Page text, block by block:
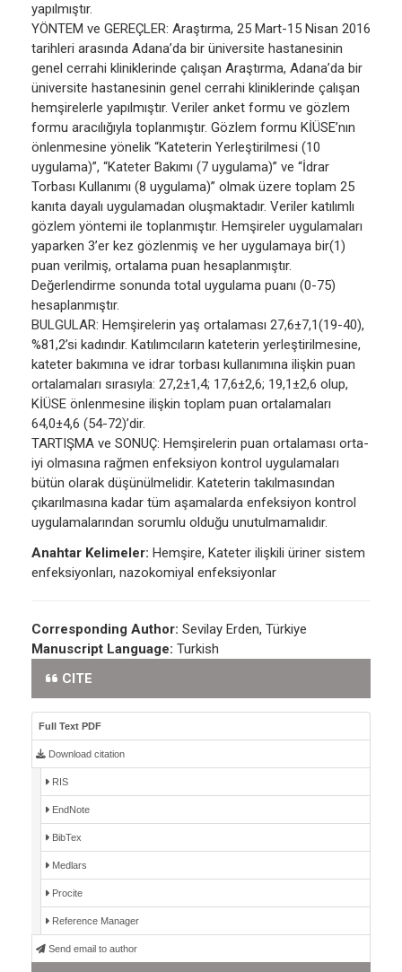
yapılmıştır.
YÖNTEM ve GEREÇLER: Araştırma, 25 Mart-15 Nisan 2016
tarihleri arasında Adana’da bir üniversite hastanesinin
genel cerrahi kliniklerinde çalışan Araştırma, Adana’da bir
üniversite hastanesinin genel cerrahi kliniklerinde çalışan
hemşirelerle yapılmıştır. Veriler anket formu ve gözlem
formu aracılığıyla toplanmıştır. Gözlem formu KİÜSE’nın
önlenmesine yönelik “Kateterin Yerleştirilmesi (10
uygulama)”, “Kateter Bakımı (7 uygulama)” ve “İdrar
Torbası Kullanımı (8 uygulama)” olmak üzere toplam 25
kanıta dayalı uygulamadan oluşmaktadır. Veriler katılımlı
gözlem yöntemi ile toplanmıştır. Hemşireler uygulamaları
yaparken 3’er kez gözlenmiş ve her uygulamaya bir(1)
puan verilmiş, ortalama puan hesaplanmıştır.
Değerlendirme sonunda total uygulama puanı (0-75)
hesaplanmıştır.
BULGULAR: Hemşirelerin yaş ortalaması 27,6±7,1(19-40),
%81,2’si kadındır. Katılımcıların kateterin yerleştirilmesine,
kateter bakımına ve idrar torbası kullanımına ilişkin puan
ortalamaları sırasıyla: 27,2±1,4; 17,6±2,6; 19,1±2,6 olup,
KİÜSE önlenmesine ilişkin toplam puan ortalamaları
64,0±4,6 (54-72)’dir.
TARTIŞMA ve SONUÇ: Hemşirelerin puan ortalaması orta-
iyi olmasına rağmen enfeksiyon kontrol uygulamaları
bütün olarak düşünülmelidir. Kateterin takılmasından
çıkarılmasına kadar tüm aşamalarda enfeksiyon kontrol
uygulamalarından sorumlu olduğu unutulmamalıdır.
Anahtar Kelimeler: Hemşire, Kateter ilişkili üriner sistem
enfeksiyonları, nazokomiyal enfeksiyonlar
Corresponding Author: Sevilay Erden, Türkiye
Manuscript Language: Turkish
CITE
Full Text PDF
Download citation
RIS
EndNote
BibTex
Medlars
Procite
Reference Manager
Send email to author